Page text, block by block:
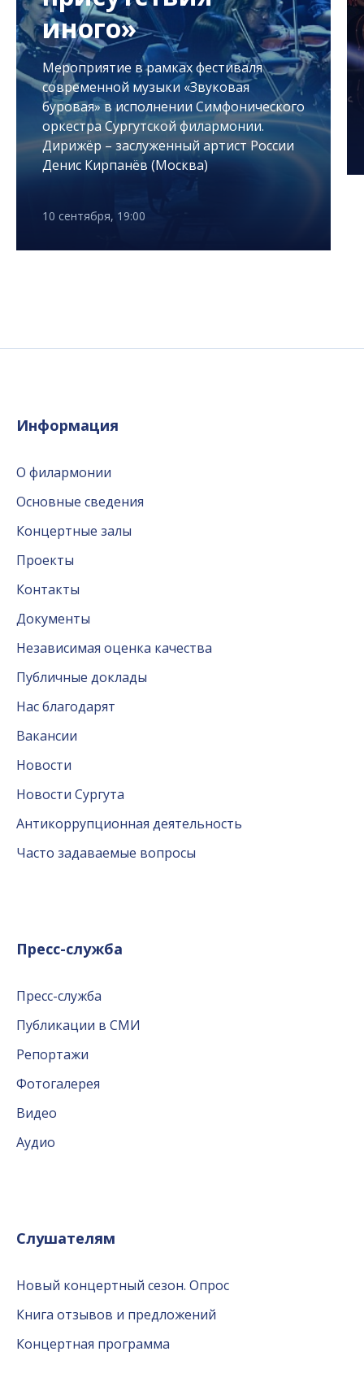
иного»
Мероприятие в рамках фестиваля
современной музыки «Звуковая
буровая» в исполнении Симфонического
оркестра Сургутской филармонии.
Дирижёр – заслуженный артист России
Денис Кирпанёв (Москва)
10 сентября, 19:00
Информация
О филармонии
Основные сведения
Концертные залы
Проекты
Контакты
Документы
Независимая оценка качества
Публичные доклады
Нас благодарят
Вакансии
Новости
Новости Сургута
Антикоррупционная деятельность
Часто задаваемые вопросы
Пресс-служба
Пресс-служба
Публикации в СМИ
Репортажи
Фотогалерея
Видео
Аудио
Слушателям
Новый концертный сезон. Опрос
Книга отзывов и предложений
Концертная программа